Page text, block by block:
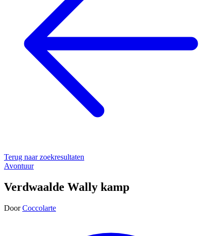
Terug naar zoekresultaten
Avontuur
Verdwaalde Wally kamp
Door Coccolarte